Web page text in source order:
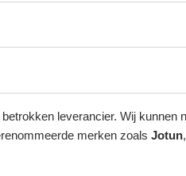
leverancier. Wij kunnen
merken zoals Jotun